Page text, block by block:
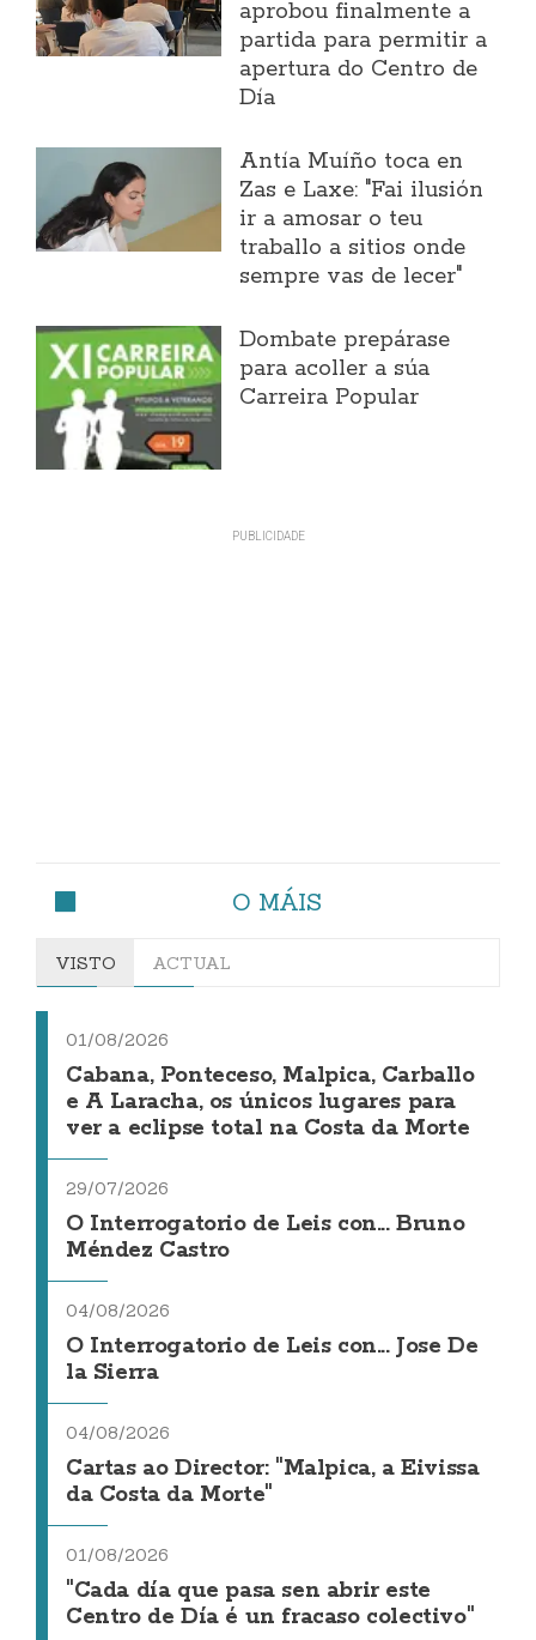
aprobou finalmente a
partida para permitir a
apertura do Centro de
Día
Antía Muíño toca en
Zas e Laxe: "Fai ilusión
ir a amosar o teu
traballo a sitios onde
sempre vas de lecer"
Dombate prepárase
para acoller a súa
Carreira Popular
O MÁIS
VISTO ACTUAL
01/08/2026
Cabana, Ponteceso, Malpica, Carballo
e A Laracha, os únicos lugares para
ver a eclipse total na Costa da Morte
29/07/2026
O Interrogatorio de Leis con... Bruno
Méndez Castro
04/08/2026
O Interrogatorio de Leis con... Jose De
la Sierra
04/08/2026
Cartas ao Director: "Malpica, a Eivissa
da Costa da Morte"
01/08/2026
"Cada día que pasa sen abrir este
Centro de Día é un fracaso colectivo"